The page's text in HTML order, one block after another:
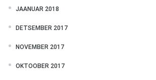
JAANUAR 2018
DETSEMBER 2017
NOVEMBER 2017
OKTOOBER 2017